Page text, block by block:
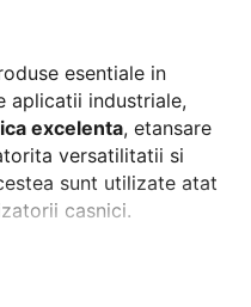
esentiale in
aplicatii industriale,
excelenta, etansare
versatilitatii si
sunt utilizate atat
casnici.
pe eMatix.ro